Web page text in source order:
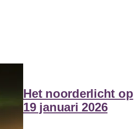
Het noorderlicht op
19 januari 2026